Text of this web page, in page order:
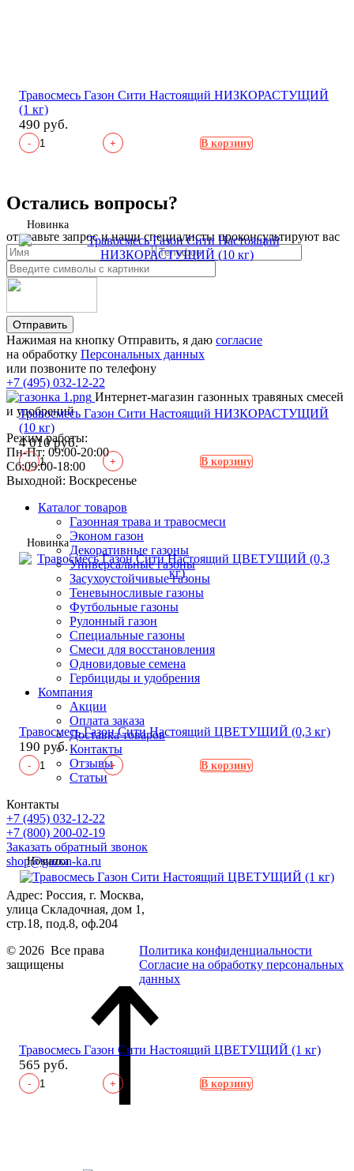
Травосмесь Газон Сити Настоящий НИЗКОРАСТУЩИЙ
(1 кг)
490 руб.
- + В корзину
Новинка
Травосмесь Газон Сити Настоящий НИЗКОРАСТУЩИЙ
(10 кг)
4 010 руб.
- + В корзину
Новинка
Травосмесь Газон Сити Настоящий ЦВЕТУЩИЙ (0,3 кг)
190 руб.
- + В корзину
Новинка
Травосмесь Газон Сити Настоящий ЦВЕТУЩИЙ (1 кг)
565 руб.
- + В корзину
Остались вопросы?
отправьте запрос и наши специалисты проконсультируют вас
Отправить
Нажимая на кнопку Отправить, я даю согласие
на обработку Персональных данных
или позвоните по телефону
+7 (495) 032-12-22
Интернет-магазин газонных травяных смесей
и удобрений
Режим работы:
Пн-Пт: 09:00-20:00
Сб:09:00-18:00
Выходной: Воскресенье
Каталог товаров
Газонная трава и травосмеси
Эконом газон
Декоративные газоны
Универсальные газоны
Засухоустойчивые газоны
Теневыносливые газоны
Футбольные газоны
Рулонный газон
Специальные газоны
Смеси для восстановления
Одновидовые семена
Гербициды и удобрения
Компания
Акции
Оплата заказа
Доставка товаров
Контакты
Отзывы
Статьи
Контакты
+7 (495) 032-12-22
+7 (800) 200-02-19
Заказать обратный звонок
shop@gazon-ka.ru
Адрес: Россия, г. Москва,
улица Складочная, дом 1,
стр.18, под.8, оф.204
© 2026 Все права
защищены
Политика конфиденциальности
Согласие на обработку персональных
данных